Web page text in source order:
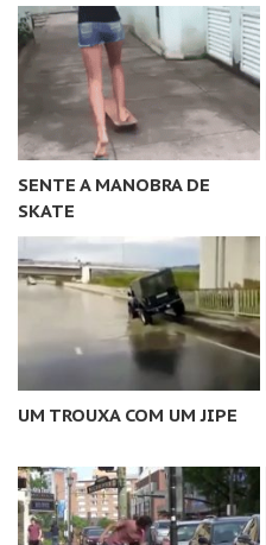
SENTE A MANOBRA DE
SKATE
UM TROUXA COM UM JIPE